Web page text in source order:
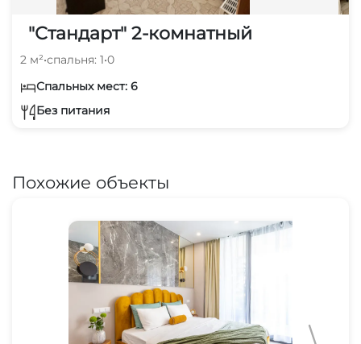
"Стандарт" 2-комнатный
2 м²•спальня: 1•0
Спальных мест: 6
Без питания
Похожие объекты